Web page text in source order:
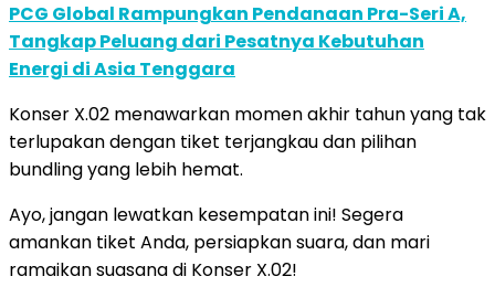
PCG Global Rampungkan Pendanaan Pra-Seri A,
Tangkap Peluang dari Pesatnya Kebutuhan
Energi di Asia Tenggara
Konser X.02 menawarkan momen akhir tahun yang tak
terlupakan dengan tiket terjangkau dan pilihan
bundling yang lebih hemat.
Ayo, jangan lewatkan kesempatan ini! Segera
amankan tiket Anda, persiapkan suara, dan mari
ramaikan suasana di Konser X.02!